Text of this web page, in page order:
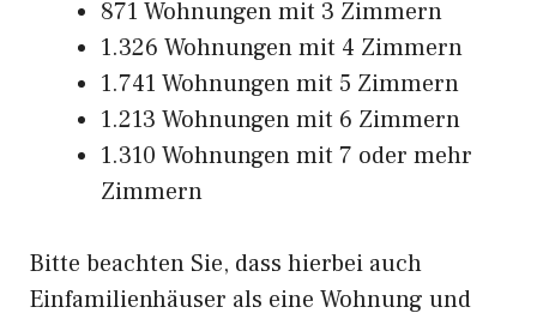
871 Wohnungen mit 3 Zimmern
1.326 Wohnungen mit 4 Zimmern
1.741 Wohnungen mit 5 Zimmern
1.213 Wohnungen mit 6 Zimmern
1.310 Wohnungen mit 7 oder mehr
Zimmern
Bitte beachten Sie, dass hierbei auch
Einfamilienhäuser als eine Wohnung und